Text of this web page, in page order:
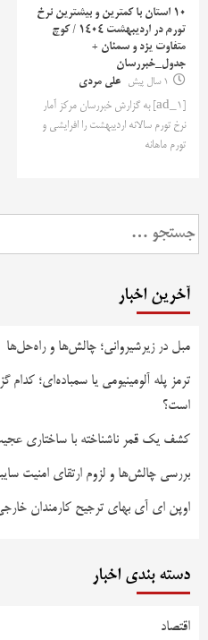
10 استان با کمترین و بیشترین نرخ
تورم در اردیبهشت 1404 / کوچ
متفاوت یزد و سمنان +
جدول_خبررسان
1 سال پیش
علی مردی
[ad_1] به گزارش خبررسان مرکز آمار
نرخ تورم سالانه اردیبهشت را افرایشی و
تورم ماهانه
جستجو
برای:
آخرین اخبار
مبل در زیرشیروانی؛ چالش‌ها و راه‌حل‌ها
ترمز پله آلومینیومی یا سمباده‌ای؛
است؟
کشف یک قمر ناشناخته با ساختاری
بررسی چالش‌ها و لزوم ارتقای امنیت
اوپن ای آی بهای ترجیح کارمندان
دسته بندی اخبار
اقتصاد